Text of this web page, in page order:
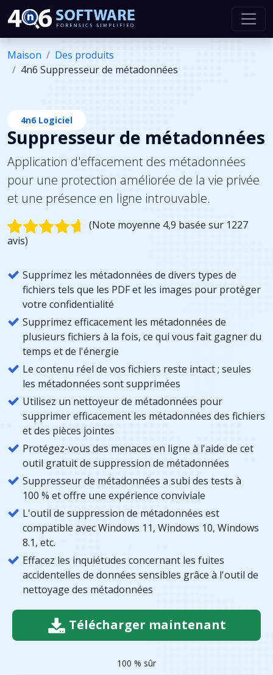
Maison
Des produits
4n6 Suppresseur de métadonnées
4n6 Logiciel
Suppresseur de métadonnées
Application d'effacement des métadonnées
pour une protection améliorée de la vie privée
et une présence en ligne introuvable.
(Note moyenne 4,9 basée sur 1227
avis)
Supprimez les métadonnées de divers types de
fichiers tels que les PDF et les images pour protéger
votre confidentialité
Supprimez efficacement les métadonnées de
plusieurs fichiers à la fois, ce qui vous fait gagner du
temps et de l'énergie
Le contenu réel de vos fichiers reste intact ; seules
les métadonnées sont supprimées
Utilisez un nettoyeur de métadonnées pour
supprimer efficacement les métadonnées des fichiers
et des pièces jointes
Protégez-vous des menaces en ligne à l'aide de cet
outil gratuit de suppression de métadonnées
Suppresseur de métadonnées a subi des tests à
100 % et offre une expérience conviviale
L'outil de suppression de métadonnées est
compatible avec Windows 11, Windows 10, Windows
8.1, etc.
Effacez les inquiétudes concernant les fuites
accidentelles de données sensibles grâce à l'outil de
nettoyage des métadonnées
Télécharger maintenant
100 % sûr